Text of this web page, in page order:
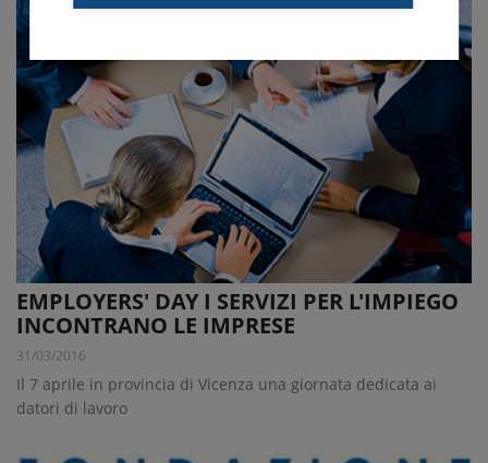
EMPLOYERS' DAY I SERVIZI PER L'IMPIEGO
INCONTRANO LE IMPRESE
31/03/2016
Il 7 aprile in provincia di Vicenza una giornata dedicata ai
datori di lavoro